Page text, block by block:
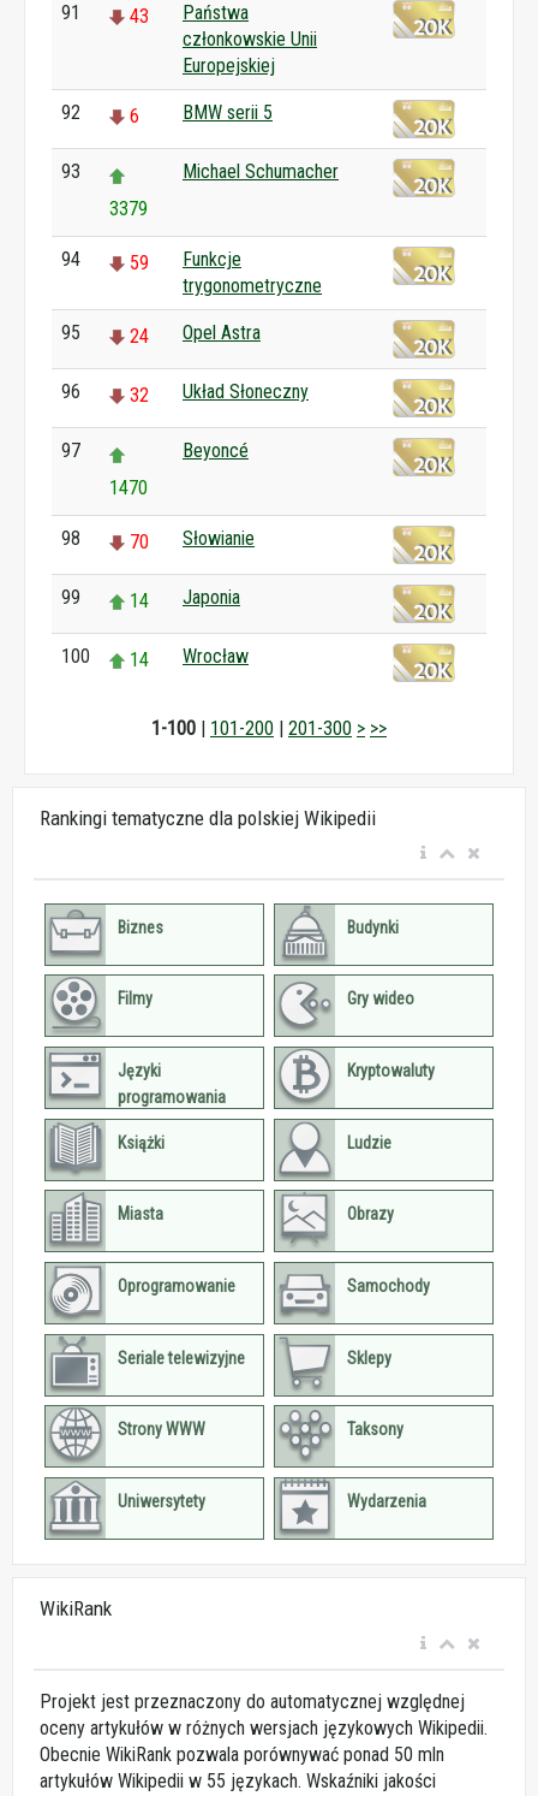
91 43
Państwa
członkowskie Unii
Europejskiej
92 6 BMW serii 5
93
3379
Michael Schumacher
94 59
Funkcje
trygonometryczne
95 24 Opel Astra
96 32 Układ Słoneczny
97
1470
Beyoncé
98 70 Słowianie
99 14 Japonia
100 14 Wrocław
1-100 | 101-200 | 201-300 > >>
Rankingi tematyczne dla polskiej Wikipedii
Biznes Budynki
Filmy Gry wideo
Języki
programowania
Kryptowaluty
Książki Ludzie
Miasta Obrazy
Oprogramowanie Samochody
Seriale telewizyjne Sklepy
Strony WWW Taksony
Uniwersytety Wydarzenia
WikiRank
Projekt jest przeznaczony do automatycznej względnej
oceny artykułów w różnych wersjach językowych Wikipedii.
Obecnie WikiRank pozwala porównywać ponad 50 mln
artykułów Wikipedii w 55 językach. Wskaźniki jakości